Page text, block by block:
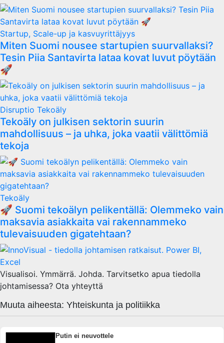
Startup, Scale-up ja kasvuyrittäjyys
Miten Suomi nousee startupien suurvallaksi?
Tesin Piia Santavirta lataa kovat luvut pöytään
🚀
Disruptio Tekoäly
Tekoäly on julkisen sektorin suurin
mahdollisuus – ja uhka, joka vaatii välittömiä
tekoja
Tekoäly
🚀 Suomi tekoälyn pelikentällä: Olemmeko vain
maksavia asiakkaita vai rakennammeko
tulevaisuuden gigatehtaan?
Visualisoi. Ymmärrä. Johda. Tarvitsetko apua tiedolla
johtamisessa? Ota yhteyttä
Muuta aiheesta: Yhteiskunta ja politiikka
Putin ei neuvottele